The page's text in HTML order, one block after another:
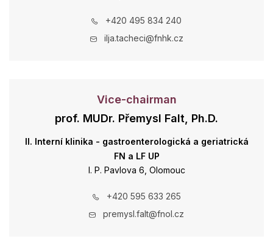
+420 495 834 240
ilja.tacheci@fnhk.cz
Vice-chairman
prof. MUDr. Přemysl Falt, Ph.D.
II. Interní klinika - gastroenterologická a geriatrická
FN a LF UP
I. P. Pavlova 6, Olomouc
+420 595 633 265
premysl.falt@fnol.cz